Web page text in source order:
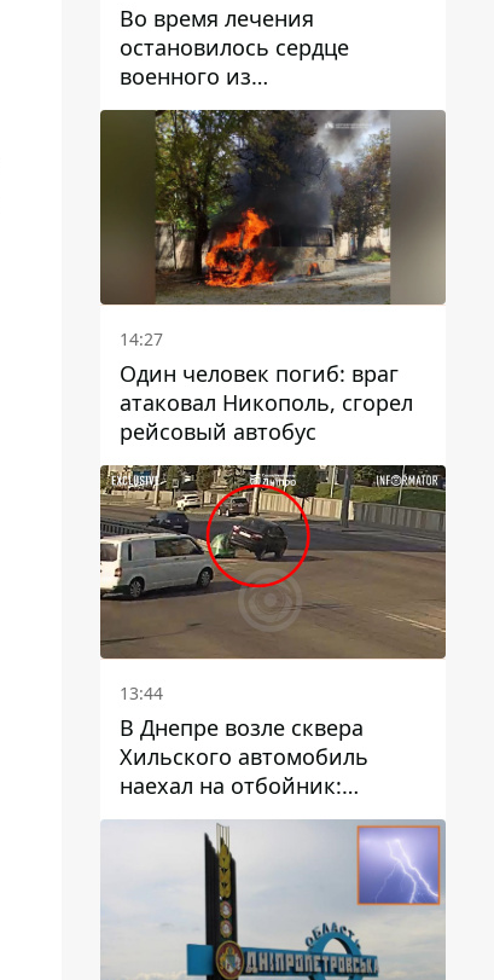
Во время лечения
остановилось сердце
военного из
Днепропетровской области
Ростислава Лупашко
14:27
Один человек погиб: враг
атаковал Никополь, сгорел
рейсовый автобус
13:44
В Днепре возле сквера
Хильского автомобиль
наехал на отбойник:
момент происшествия